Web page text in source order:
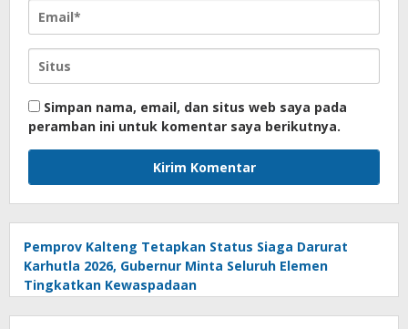
Simpan nama, email, dan situs web saya pada
peramban ini untuk komentar saya berikutnya.
Pemprov Kalteng Tetapkan Status Siaga Darurat
Karhutla 2026, Gubernur Minta Seluruh Elemen
Tingkatkan Kewaspadaan